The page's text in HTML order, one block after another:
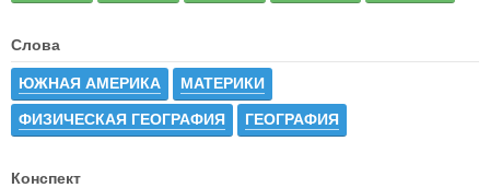
Слова
ЮЖНАЯ АМЕРИКА МАТЕРИКИ
ФИЗИЧЕСКАЯ ГЕОГРАФИЯ ГЕОГРАФИЯ
Конспект